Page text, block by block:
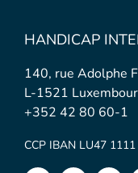
HANDICAP
140, rue Adolphe
L-1521
+352 42 80 60-1
CCP IBAN LU47